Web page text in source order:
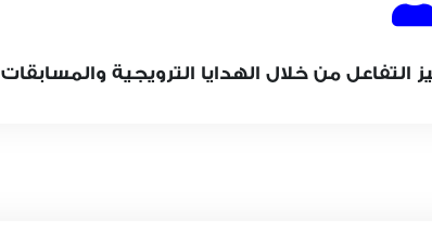
التفاعل من خلال الهدايا الترويجية والمسابقات